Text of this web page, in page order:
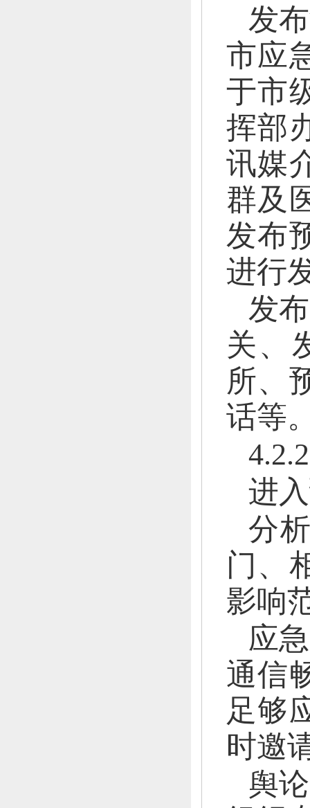
发
市应
于市
挥部
讯媒
群及
发布
进行
发
关、
所、
话等
进
分
门、
影响
应
通信
足够
时邀
舆